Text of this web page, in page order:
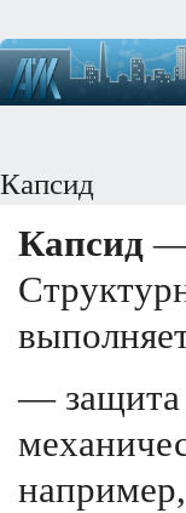
Капсид
Капсид —
— защита